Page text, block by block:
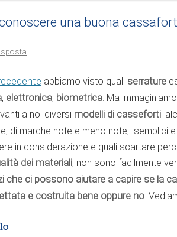
una buona
abbiamo visto quali serrature
, elettronica, biometrica. Ma
a noi diversi modelli di casseforti:
di marche note e meno note, semplici
in considerazione e quali scartare
dei materiali, non sono facilmente
che ci possono aiutare a capire se la
e costruita bene oppure no.